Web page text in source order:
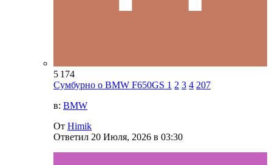
5 174
Сумбурно о BMW F650GS 1 2 3 4 207
в: BMW
От Himik
Ответил 20 Июля, 2026 в 03:30